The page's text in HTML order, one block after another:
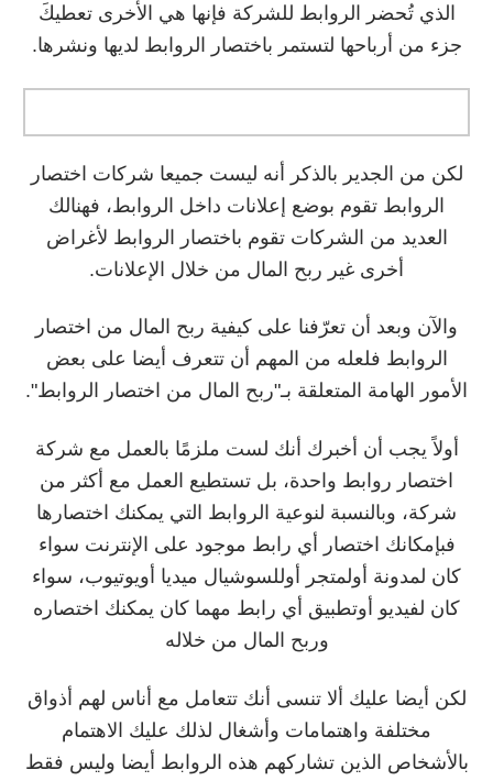
الذي تُحضر الروابط للشركة فإنها هي الأخرى تعطيكَ
جزء من أرباحها لتستمر باختصار الروابط لديها ونشرها.
لكن من الجدير بالذكر أنه ليست جميعا شركات اختصار
الروابط تقوم بوضع إعلانات داخل الروابط، فهنالك
العديد من الشركات تقوم باختصار الروابط لأغراض
أخرى غير ربح المال من خلال الإعلانات.
والآن وبعد أن تعرّفنا على كيفية ربح المال من اختصار
الروابط فلعله من المهم أن تتعرف أيضا على بعض
الأمور الهامة المتعلقة بـ"ربح المال من اختصار الروابط".
أولاً يجب أن أخبرك أنك لست ملزمًا بالعمل مع شركة
اختصار روابط واحدة، بل تستطيع العمل مع أكثر من
شركة، وبالنسبة لنوعية الروابط التي يمكنك اختصارها
فبإمكانك اختصار أي رابط موجود على الإنترنت سواء
كان لمدونة أولمتجر أوللسوشيال ميديا أويوتيوب، سواء
كان لفيديو أوتطبيق أي رابط مهما كان يمكنك اختصاره
وربح المال من خلاله
لكن أيضا عليك ألا تنسى أنك تتعامل مع أناس لهم أذواق
مختلفة واهتمامات وأشغال لذلك عليك الاهتمام
بالأشخاص الذين تشاركهم هذه الروابط أيضا وليس فقط